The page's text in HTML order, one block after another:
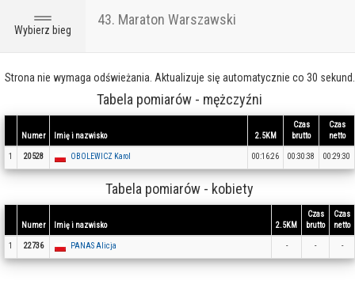
Toggle
navigation
Wybierz bieg
43. Maraton Warszawski
Strona nie wymaga odświeżania. Aktualizuje się automatycznie co 30 sekund.
Tabela pomiarów - mężczyźni
Numer Imię i nazwisko 2.5KM
Czas
brutto
Czas
netto
1 20528 OBOLEWICZ Karol 00:16:26 00:30:38 00:29:30
Tabela pomiarów - kobiety
Numer Imię i nazwisko 2.5KM
Czas
brutto
Czas
netto
1 22736 PANAS Alicja - - -